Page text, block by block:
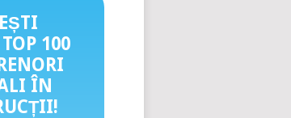
100
ÎN
!